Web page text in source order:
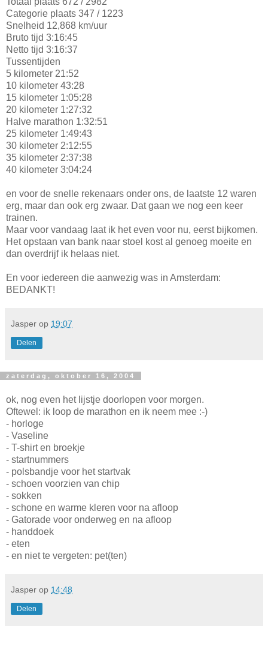
Categorie plaats 347 / 1223
Snelheid 12,868 km/uur
Bruto tijd 3:16:45
Netto tijd 3:16:37
Tussentijden
5 kilometer 21:52
10 kilometer 43:28
15 kilometer 1:05:28
20 kilometer 1:27:32
Halve marathon 1:32:51
25 kilometer 1:49:43
30 kilometer 2:12:55
35 kilometer 2:37:38
40 kilometer 3:04:24
en voor de snelle rekenaars onder ons, de laatste 12 waren
erg, maar dan ook erg zwaar. Dat gaan we nog een keer
trainen.
Maar voor vandaag laat ik het even voor nu, eerst bijkomen.
Het opstaan van bank naar stoel kost al genoeg moeite en
dan overdrijf ik helaas niet.
En voor iedereen die aanwezig was in Amsterdam:
BEDANKT!
Jasper op 19:07
Delen
zaterdag, oktober 16, 2004
ok, nog even het lijstje doorlopen voor morgen.
Oftewel: ik loop de marathon en ik neem mee :-)
- horloge
- Vaseline
- T-shirt en broekje
- startnummers
- polsbandje voor het startvak
- schoen voorzien van chip
- sokken
- schone en warme kleren voor na afloop
- Gatorade voor onderweg en na afloop
- handdoek
- eten
- en niet te vergeten: pet(ten)
Jasper op 14:48
Delen